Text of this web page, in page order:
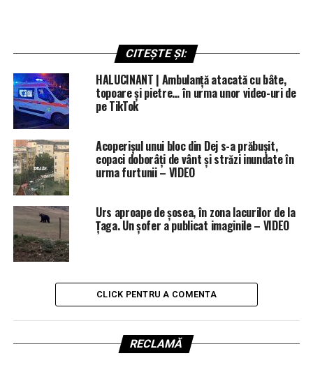
CITEȘTE ȘI:
HALUCINANT | Ambulanță atacată cu bâte,
topoare și pietre… în urma unor video-uri de
pe TikTok
Acoperișul unui bloc din Dej s-a prăbușit,
copaci doborâți de vânt și străzi inundate în
urma furtunii – VIDEO
Urs aproape de șosea, în zona lacurilor de la
Țaga. Un șofer a publicat imaginile – VIDEO
CLICK PENTRU A COMENTA
RECLAMĂ